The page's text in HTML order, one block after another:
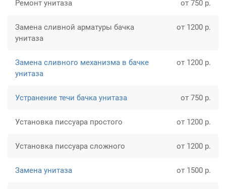
Ремонт унитаза от 750 р.
Замена сливной арматуры бачка
унитаза
от 1200 р.
Замена сливного механизма в бачке
унитаза
от 1200 р.
Устранение течи бачка унитаза от 750 р.
Установка писсуара простого от 1200 р.
Установка писсуара сложного от 1200 р.
Замена унитаза от 1500 р.